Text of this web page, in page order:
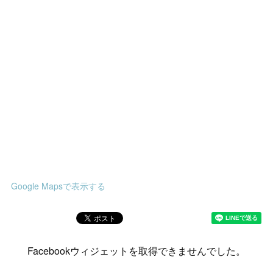
Google Mapsで表示する
Facebookウィジェットを取得できませんでした。